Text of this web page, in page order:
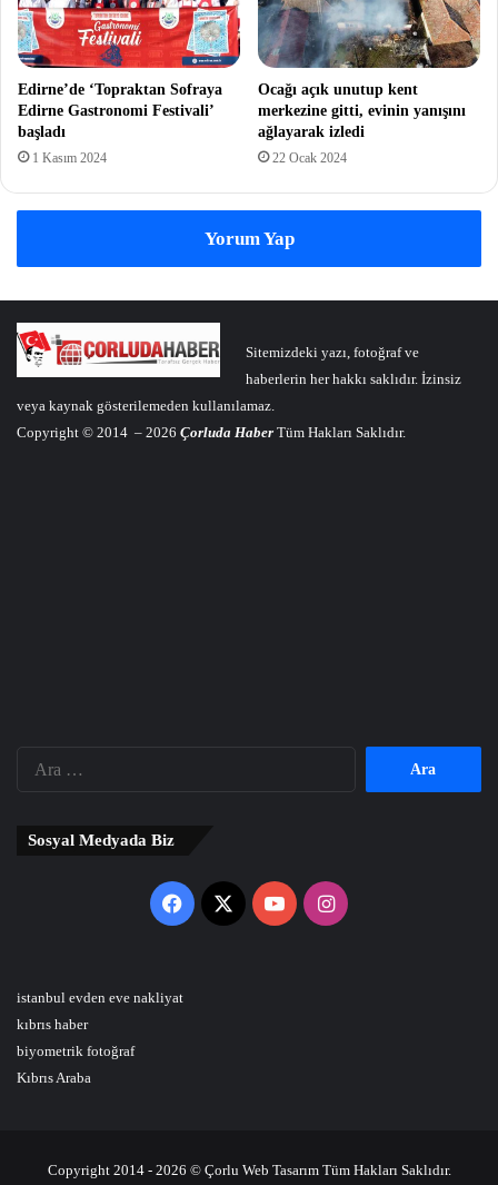
Edirne’de ‘Topraktan Sofraya
Edirne Gastronomi Festivali’
başladı
1 Kasım 2024
Ocağı açık unutup kent
merkezine gitti, evinin yanışını
ağlayarak izledi
22 Ocak 2024
Yorum Yap
Sitemizdeki yazı, fotoğraf ve
haberlerin her hakkı saklıdır. İzinsiz
veya kaynak gösterilemeden kullanılamaz.
Copyright © 2014 – 2026 Çorluda Haber Tüm Hakları Saklıdır.
Sosyal Medyada Biz
Facebook
X YouTubeInstagram
istanbul evden eve nakliyat
kıbrıs haber
biyometrik fotoğraf
Kıbrıs Araba
Copyright 2014 - 2026 © Çorlu Web Tasarım Tüm Hakları Saklıdır.